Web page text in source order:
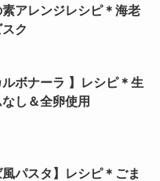
素アレンジレシピ＊海老
ク
ルボナーラ 】レシピ＊生
し＆全卵使用
風パスタ】レシピ＊ごま